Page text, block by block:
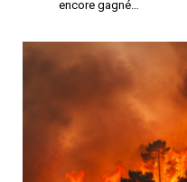
encore gagné…